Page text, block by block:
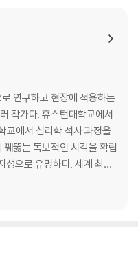
beautifully and persua
of toughness. This is
and anyone else lo
challenges." -- Malcol
Talking to Strangers a
podcast
Magness comes a r
Spiral 193
Discomfort
Hard Things 229
253
연구하고 현장에 적용하는
작가다. 휴스턴대학교에서
교에서 심리학 석사 과정을
뚫는 독보적인 시각을 확립
성으로 유명하다. 세계 최고
’의 수석 코치로 활동할 때
적인 도핑 비리를 폭로하